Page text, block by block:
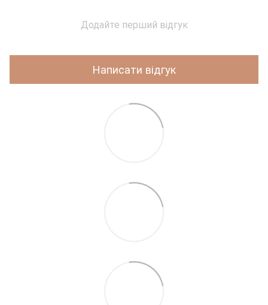
Додайте перший відгук
Написати відгук